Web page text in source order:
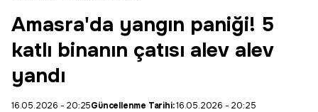
Amasra'da yangın paniği! 5
katlı binanın çatısı alev alev
yandı
16.05.2026 - 20:25Güncellenme Tarihi:16.05.2026 - 20:25